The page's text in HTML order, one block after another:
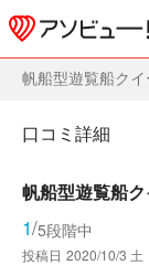
帆船型遊覧船ク
口コミ詳細
帆船型遊覧船
1/5段階中
投稿日 2020/10/3 土